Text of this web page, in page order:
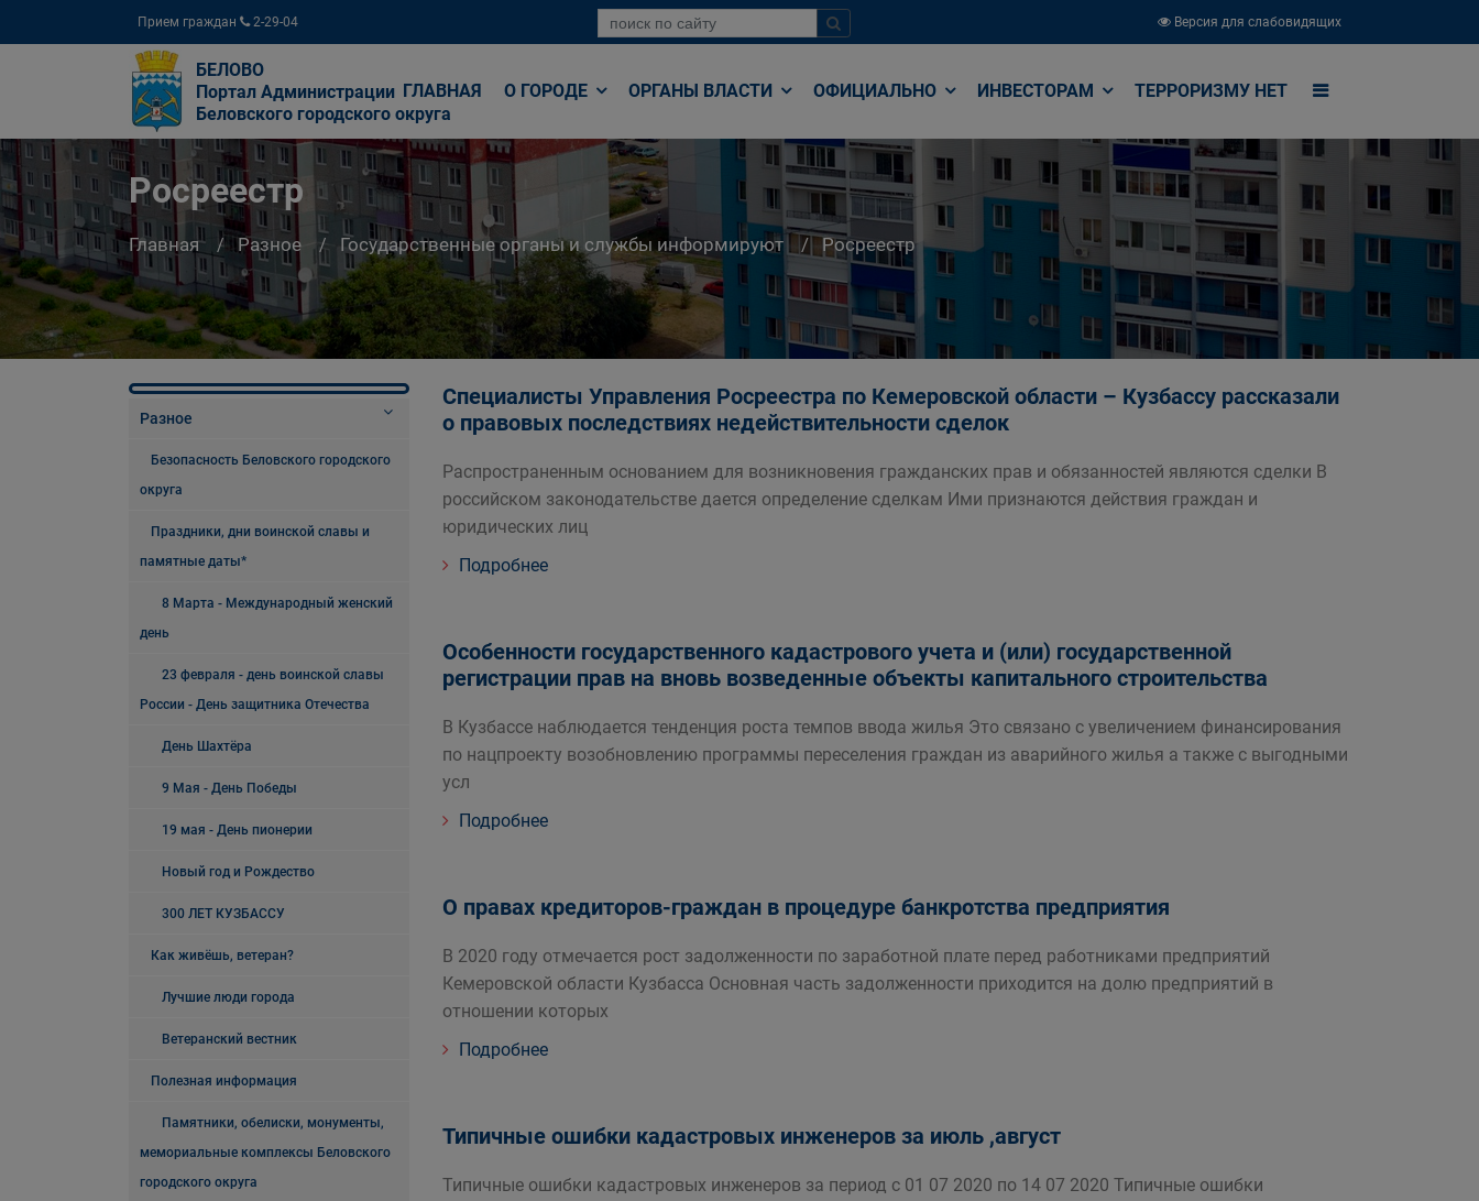
Прием граждан 2-29-04 Версия для слабовидящих
БЕЛОВО
Портал Администрации
Беловского городского округа
ГЛАВНАЯ О ГОРОДЕ ОРГАНЫ ВЛАСТИ ОФИЦИАЛЬНО ИНВЕСТОРАМ ТЕРРОРИЗМУ НЕТ
Росреестр
Главная Разное Государственные органы и службы информируют Росреестр
Разное
Безопасность Беловского городского
округа
Праздники, дни воинской славы и
памятные даты*
8 Марта - Международный женский
день
23 февраля - день воинской славы
России - День защитника Отечества
День Шахтёра
9 Мая - День Победы
19 мая - День пионерии
Новый год и Рождество
300 ЛЕТ КУЗБАССУ
Как живёшь, ветеран?
Лучшие люди города
Ветеранский вестник
Полезная информация
Памятники, обелиски, монументы,
мемориальные комплексы Беловского
городского округа
Специалисты Управления Росреестра по Кемеровской области – Кузбассу рассказали
о правовых последствиях недействительности сделок
Распространенным основанием для возникновения гражданских прав и обязанностей являются сделки В
российском законодательстве дается определение сделкам Ими признаются действия граждан и
юридических лиц
Подробнее
Особенности государственного кадастрового учета и (или) государственной
регистрации прав на вновь возведенные объекты капитального строительства
В Кузбассе наблюдается тенденция роста темпов ввода жилья Это связано с увеличением финансирования
по нацпроекту возобновлению программы переселения граждан из аварийного жилья а также с выгодными
усл
Подробнее
О правах кредиторов-граждан в процедуре банкротства предприятия
В 2020 году отмечается рост задолженности по заработной плате перед работниками предприятий
Кемеровской области Кузбасса Основная часть задолженности приходится на долю предприятий в
отношении которых
Подробнее
Типичные ошибки кадастровых инженеров за июль ,август
Типичные ошибки кадастровых инженеров за период с 01 07 2020 по 14 07 2020 Типичные ошибки